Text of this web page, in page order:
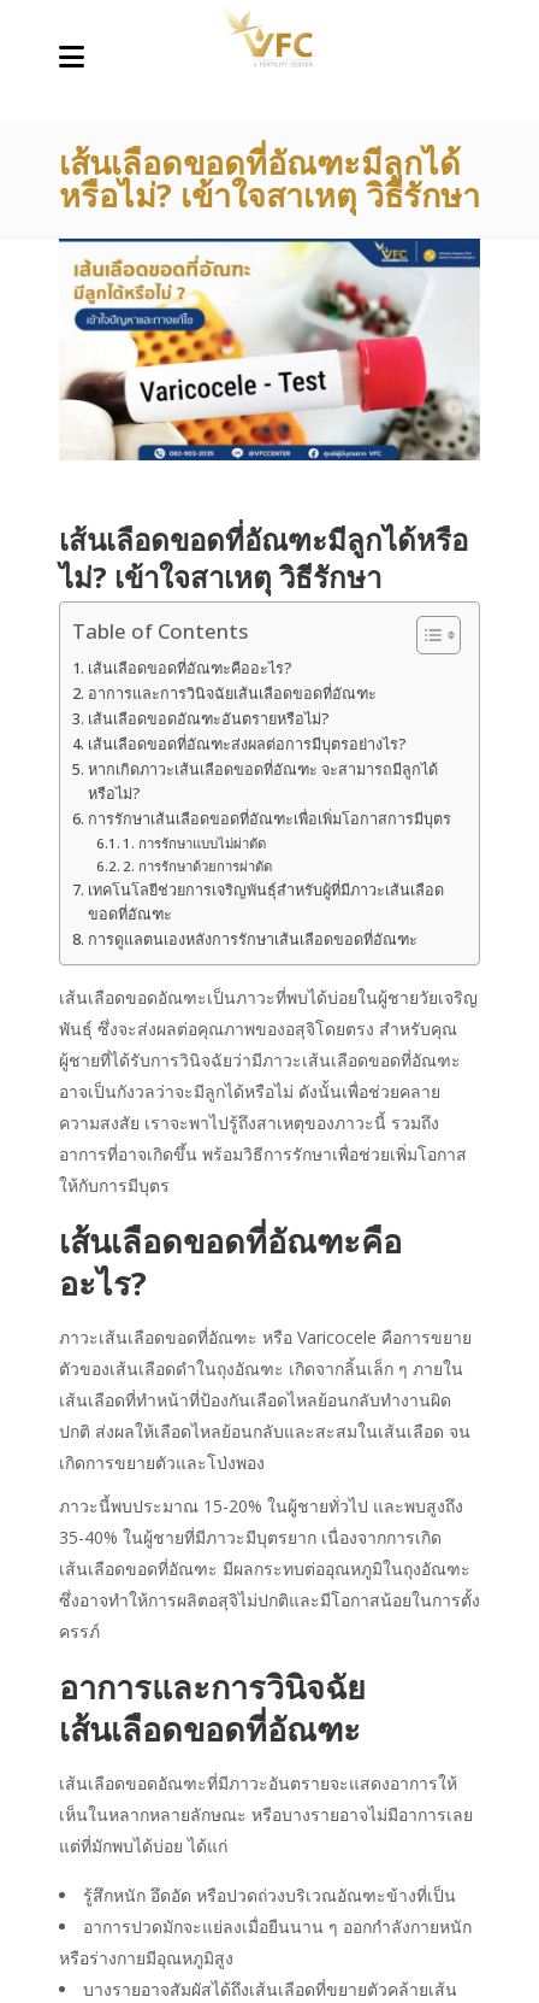
เส้นเลือดขอดที่อัณฑะมีลูกได้
หรือไม่? เข้าใจสาเหตุ วิธีรักษา
เส้นเลือดขอดที่อัณฑะมีลูกได้หรือ
ไม่? เข้าใจสาเหตุ วิธีรักษา
Table of Contents
เส้นเลือดขอดที่อัณฑะคืออะไร?
อาการและการวินิจฉัยเส้นเลือดขอดที่อัณฑะ
เส้นเลือดขอดอัณฑะอันตรายหรือไม่?
เส้นเลือดขอดที่อัณฑะส่งผลต่อการมีบุตรอย่างไร?
หากเกิดภาวะเส้นเลือดขอดที่อัณฑะ จะสามารถมีลูกได้
หรือไม่?
การรักษาเส้นเลือดขอดที่อัณฑะเพื่อเพิ่มโอกาสการมีบุตร
1. การรักษาแบบไม่ผ่าตัด
2. การรักษาด้วยการผ่าตัด
เทคโนโลยีช่วยการเจริญพันธุ์สำหรับผู้ที่มีภาวะเส้นเลือด
ขอดที่อัณฑะ
การดูแลตนเองหลังการรักษาเส้นเลือดขอดที่อัณฑะ
เส้นเลือดขอดอัณฑะเป็นภาวะที่พบได้บ่อยในผู้ชายวัยเจริญ
พันธุ์ ซึ่งจะส่งผลต่อคุณภาพของอสุจิโดยตรง สำหรับคุณ
ผู้ชายที่ได้รับการวินิจฉัยว่ามีภาวะเส้นเลือดขอดที่อัณฑะ
อาจเป็นกังวลว่าจะมีลูกได้หรือไม่ ดังนั้นเพื่อช่วยคลาย
ความสงสัย เราจะพาไปรู้ถึงสาเหตุของภาวะนี้ รวมถึง
อาการที่อาจเกิดขึ้น พร้อมวิธีการรักษาเพื่อช่วยเพิ่มโอกาส
ให้กับการมีบุตร
เส้นเลือดขอดที่อัณฑะคือ
อะไร?
ภาวะเส้นเลือดขอดที่อัณฑะ หรือ Varicocele คือการขยาย
ตัวของเส้นเลือดดำในถุงอัณฑะ เกิดจากลิ้นเล็ก ๆ ภายใน
เส้นเลือดที่ทำหน้าที่ป้องกันเลือดไหลย้อนกลับทำงานผิด
ปกติ ส่งผลให้เลือดไหลย้อนกลับและสะสมในเส้นเลือด จน
เกิดการขยายตัวและโป่งพอง
ภาวะนี้พบประมาณ 15-20% ในผู้ชายทั่วไป และพบสูงถึง
35-40% ในผู้ชายที่มีภาวะมีบุตรยาก เนื่องจากการเกิด
เส้นเลือดขอดที่อัณฑะ มีผลกระทบต่ออุณหภูมิในถุงอัณฑะ
ซึ่งอาจทำให้การผลิตอสุจิไม่ปกติและมีโอกาสน้อยในการตั้ง
ครรภ์
อาการและการวินิจฉัย
เส้นเลือดขอดที่อัณฑะ
เส้นเลือดขอดอัณฑะที่มีภาวะอันตรายจะแสดงอาการให้
เห็นในหลากหลายลักษณะ หรือบางรายอาจไม่มีอาการเลย
แต่ที่มักพบได้บ่อย ได้แก่
รู้สึกหนัก อึดอัด หรือปวดถ่วงบริเวณอัณฑะข้างที่เป็น
อาการปวดมักจะแย่ลงเมื่อยืนนาน ๆ ออกกำลังกายหนัก
หรือร่างกายมีอุณหภูมิสูง
บางรายอาจสัมผัสได้ถึงเส้นเลือดที่ขยายตัวคล้ายเส้น